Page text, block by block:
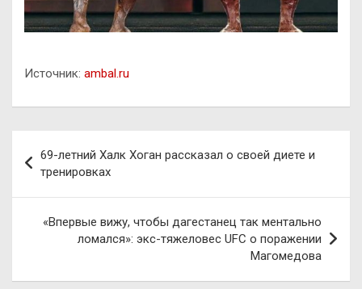
Источник: ambal.ru
по
записям
69-летний Халк Хоган рассказал о своей диете и
тренировках
«Впервые вижу, чтобы дагестанец так ментально
ломался»: экс-тяжеловес UFC о поражении
Магомедова